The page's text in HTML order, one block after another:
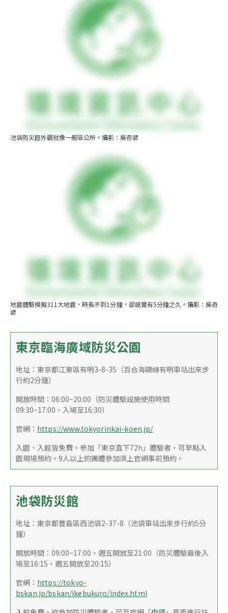
池袋防災館外觀就像一般區公所。攝影：吳奇諺
地震體驗模擬311大地震，時長不到1分鐘，卻感覺有5分鐘之久。攝影：吳奇
諺
東京臨海廣域防災公園
地址：東京都江東區有明3-8-35（百合海鷗線有明車站出來步
行約2分鐘）
開放時間：06:00~20:00（防災體驗設施使用時間
09:30~17:00，入場至16:30）
官網： https://www.tokyorinkai-koen.jp/
入園、入館皆免費。參加「東京直下72h」體驗者，可早點入
園現場預約。9人以上的團體參加須上官網事前預約。
池袋防災館
地址：東京都豐島區西池袋2-37-8（池袋車站出來步行約5分
鐘）
開放時間：09:00~17:00，週五開放至21:00（防災體驗最後入
場至16:15，週五開放至20:15）
官網： https://tokyo-
bskan.jp/bskan/ikebukuro/index.html